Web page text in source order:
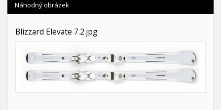
Náhodný obrázek
Blizzard Elevate 7.2.jpg